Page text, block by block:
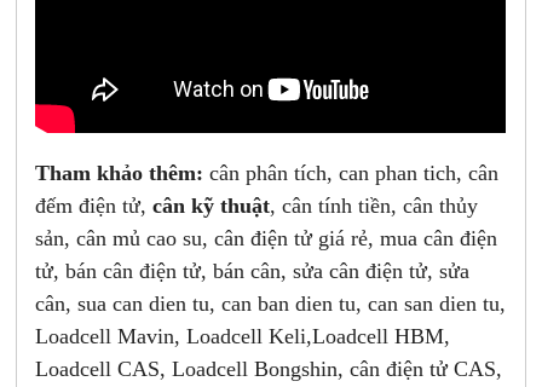
Tham khảo thêm: cân phân tích, can phan tich, cân
đếm điện tử,cân kỹ thuật, cân tính tiền, cân thủy
sản, cân mủ cao su, cân điện tử giá rẻ, mua cân điện
tử, bán cân điện tử, bán cân, sửa cân điện tử, sửa
cân, sua can dien tu, can ban dien tu, can san dien tu,
Loadcell Mavin, Loadcell Keli,Loadcell HBM,
Loadcell CAS, Loadcell Bongshin, cân điện tử CAS,